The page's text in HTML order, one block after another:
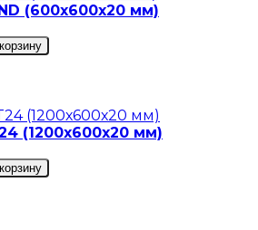
(600х600х20 мм)
(1200х600х20 мм)